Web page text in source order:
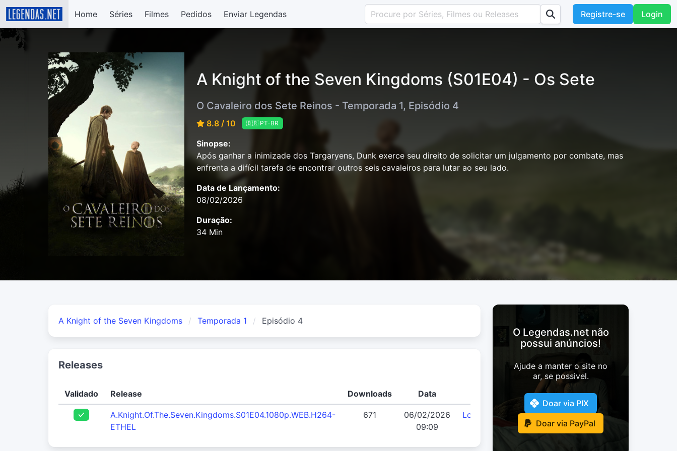
Home Séries Filmes Pedidos Enviar Legendas Registre-se Login
A Knight of the Seven Kingdoms (S01E04) - Os Sete
O Cavaleiro dos Sete Reinos - Temporada 1, Episódio 4
8.8 / 10 🇧🇷 PT-BR
Sinopse:
Após ganhar a inimizade dos Targaryens, Dunk exerce seu direito de solicitar um julgamento por combate, mas
enfrenta a difícil tarefa de encontrar outros seis cavaleiros para lutar ao seu lado.
Data de Lançamento:
08/02/2026
Duração:
34 Min
A Knight of the Seven Kingdoms Temporada 1 Episódio 4
Releases
Validado Release Downloads Data
A.Knight.Of.The.Seven.Kingdoms.S01E04.1080p.WEB.H264-
ETHEL
671
06/02/2026
09:09
LosChulosTeam
O Legendas.net não
possui anúncios!
Ajude a manter o site no
ar, se possivel.
Doar via PIX
Doar via PayPal